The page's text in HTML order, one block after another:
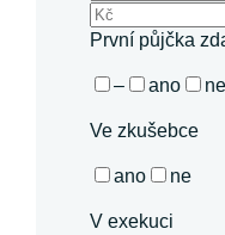
První půjčka
– ano ne
Ve zkušebce
ano ne
V exekuci